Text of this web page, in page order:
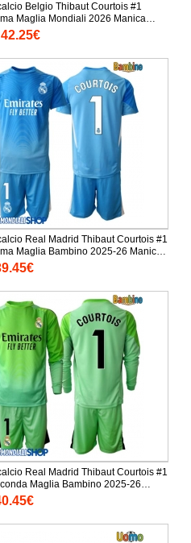
Belgio Thibaut Courtois #1
Maglia Mondiali 2026 Manica
42.25€
Real Madrid Thibaut Courtois #1
Maglia Bambino 2025-26 Manica
corti)
Real Madrid Thibaut Courtois #1
Maglia Bambino 2025-26
+ Pantaloni corti)